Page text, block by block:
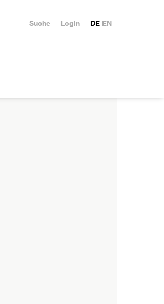
DE EN
Login
Suche